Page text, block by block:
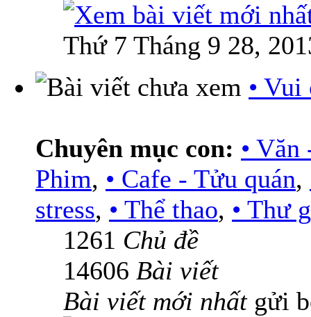
Thứ 7 Tháng 9 28,
•
Chuyên mục con: • Văn
Phim, • Cafe - Tửu quán,
stress, • Thể thao, • Thư
1261 Chủ đề
14606 Bài viết
Bài viết mới nhấtgửi